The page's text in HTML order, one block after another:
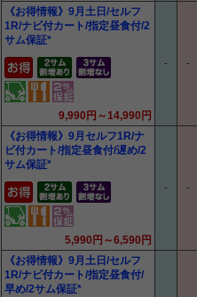
《お得情報》9月土日/セルフ
1R/ナビ付カート/指定昼食付/2
サム保証*
9,990円～14,990円
- -
《お得情報》9月セルフ1R/ナ
ビ付カート/指定昼食付/遅め/2
サム保証*
5,990円～6,590円
- -
《お得情報》9月土日/セルフ
1R/ナビ付カート/指定昼食付/
早め/2サム保証*